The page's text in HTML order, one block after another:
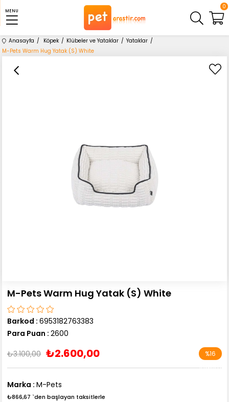
MENU
0
Anasayfa Köpek Klübeler ve Yataklar
Yataklar
M-Pets Warm Hug Yatak (S) White
M-Pets Warm Hug Yatak (S) White
Barkod : 6953182763383
Para Puan : 2600
₺3.100,00 ₺2.600,00 %16
İndirim
Marka : M-Pets
₺866,67 `den başlayan taksitlerle